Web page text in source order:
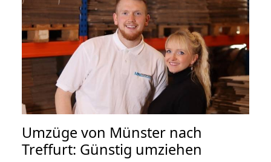
Umzüge von Münster nach
Treffurt: Günstig umziehen